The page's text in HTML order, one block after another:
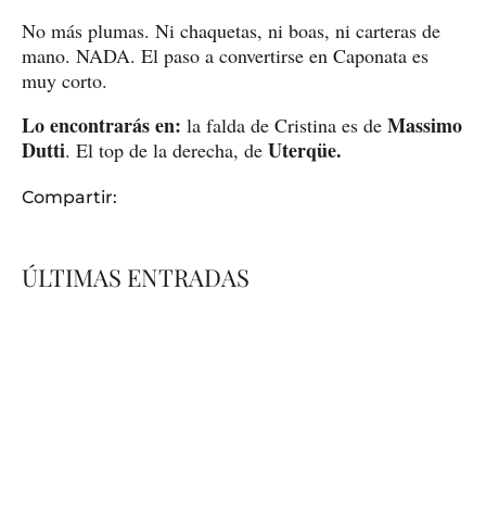
No más plumas. Ni chaquetas, ni boas, ni carteras de
mano. NADA. El paso a convertirse en Caponata es
muy corto.
Lo encontrarás en: la falda de Cristina es de Massimo
Dutti. El top de la derecha, de Uterqüe.
Compartir:
ÚLTIMAS ENTRADAS